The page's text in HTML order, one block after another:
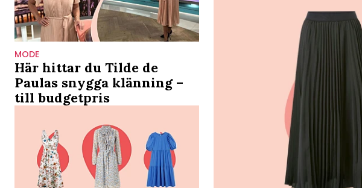
MODE
Här hittar du Tilde de
Paulas snygga klänning –
till budgetpris